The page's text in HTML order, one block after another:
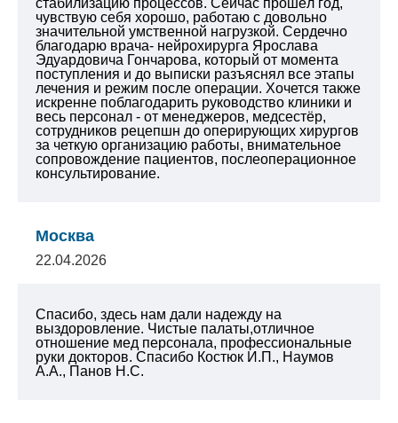
стабилизацию процессов. Сейчас прошёл год,
чувствую себя хорошо, работаю с довольно
значительной умственной нагрузкой. Сердечно
благодарю врача- нейрохирурга Ярослава
Эдуардовича Гончарова, который от момента
поступления и до выписки разъяснял все этапы
лечения и режим после операции. Хочется также
искренне поблагодарить руководство клиники и
весь персонал - от менеджеров, медсестёр,
сотрудников рецепшн до оперирующих хирургов
за четкую организацию работы, внимательное
сопровождение пациентов, послеоперационное
консультирование.
Москва
22.04.2026
Спасибо, здесь нам дали надежду на
выздоровление. Чистые палаты,отличное
отношение мед персонала, профессиональные
руки докторов. Спасибо Костюк И.П., Наумов
А.А., Панов Н.С.